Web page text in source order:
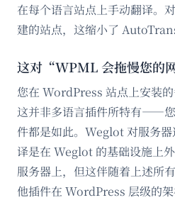
在每个语言站点上手动翻译。
建的站点，这缩小了
这对“WPML 会拖慢您的
您在 WordPress 站点上安装的
这并非多语言插件所特有——
件都是如此。Weglot 对服务
译是在 Weglot 的基础设施上
服务器上，但这伴随着上述所
他插件在 WordPress 层级的